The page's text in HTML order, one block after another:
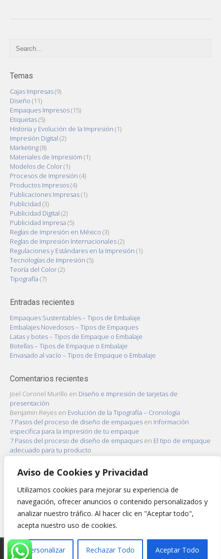
Aviso de Cookies y Privacidad
Utilizamos cookies para mejorar su experiencia de
navegación, ofrecer anuncios o contenido personalizados y
analizar nuestro tráfico. Al hacer clic en "Aceptar todo",
acepta nuestro uso de cookies.
Personalizar Rechazar Todo Aceptar Todo
Temas
Cajas Impresas(9)
Diseño (11)
Empaques Impresos(15)
Etiquetas(5)
Historia y Evolución de la Impresión (1)
Impresión Digital (2)
Marketing(8)
Materiales de Impresióm (1)
Modelos de Color(1)
Procesos de Impresión (4)
Productos Impresos(4)
Publicaciones Impresas(1)
Publicidad (3)
Publicidad Digital (2)
Publicidad Impresa (5)
Reglas de Impresión en México (3)
Reglas de Impresión Internacionales(2)
Regulaciones y Estándares en la Impresión (1)
Tecnologías de Impresión (5)
Teoría del Color(2)
Tipografía (7)
Entradas recientes
Empaques Sustentables – Tipos de Embalaje
Embalajes Novedosos – Tipos de Empaques
Latas y botes – Tipos de Empaque o Embalaje
Botellas – Tipos de Empaque o Embalaje
Envasado al vacío – Tipos de Empaque o Embalaje
Comentarios recientes
Joel Coronel Murillo en Diseño e Impresión de tarjetas de
presentación
Benjamin Reyes en Evolución de la Tipografía – Cronología
7 Pasos del proceso de diseño de empaques en Información
específica para la impresión de tu empaque
7 Pasos del proceso de diseño de empaques en El tipo de empaque
adecuado para tu producto
de un producto
Archivo
Archivo
Copyright 2022 - Mundo Impreso